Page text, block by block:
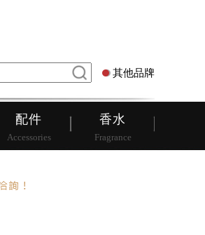
其他品牌
配件
Accessories
香水
Fragrance